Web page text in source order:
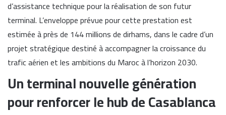
d’assistance technique pour la réalisation de son futur
terminal. L’enveloppe prévue pour cette prestation est
estimée à près de 144 millions de dirhams, dans le cadre d’un
projet stratégique destiné à accompagner la croissance du
trafic aérien et les ambitions du Maroc à l’horizon 2030.
Un terminal nouvelle génération
pour renforcer le hub de Casablanca